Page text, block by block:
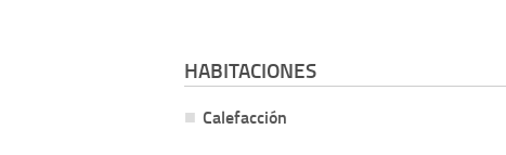
HABITACIONES
Calefacción